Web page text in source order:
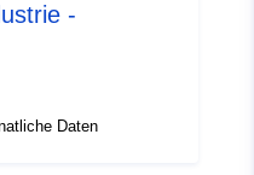
-
Daten